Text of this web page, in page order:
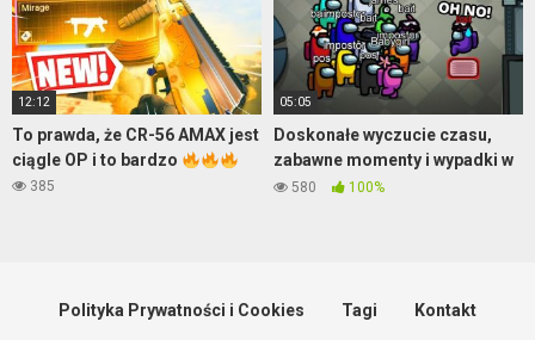
12:12
To prawda, że CR-56 AMAX jest
ciągle OP i to bardzo
385
05:05
Doskonałe wyczucie czasu,
zabawne momenty i wypadki w
Among Us
580 100%
Polityka Prywatności i Cookies Tagi Kontakt